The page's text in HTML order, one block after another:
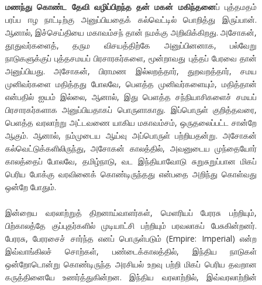
மணந்து கொண்ட தேவி வழிப்பிறந்த தன் மகன் மகிந்தனைப் புத்தமதம்
பரப்ப ஈழ நாட்டிற்கு அனுப்பியதைக் கல்வெட்டில் பொறித்து இருப்பான்.
ஆனால், இச்செய்தியை மகாவம்சந் தான் நமக்கு அறிவிக்கிறது. அசோகன்,
தூதுவர்களைத், தரும விசயத்திற்கே அனுப்பினனாக, பல்வேறு
நாடுகளுக்குப் புத்தசமயப் பிரசாரகர்களை, மூன்றாவது புத்தப் பேரவை தான்
அனுப்பியது. அசோகன், பிராமண இல்லறத்தார், துறவறத்தார், சமய
முனிவர்களை மதித்தது போலவே, பெளத்த முனிவர்களையும், மதித்தான்
என்பதில் ஐயம் இல்லை, ஆனால், இது பெளத்த சந்நியாசிகளைச் சமயப்
பிரசாரகர்களாக அனுப்பியதாகப் பொருளாகாது. இப்பொருள் குறித்தவரை,
பெளத்த வரலாற்று அட்டவணை யாகிய மகாவம்சம், ஒருதலைப்பட்ட சான்றே
ஆகும். ஆனால், நம்முடைய ஆய்வு அப்பொருள் பற்றியதன்று. அசோகன்
கல்வெட்டுக்களிலிருந்து, அசோகன் காலத்தில், அவனுடைய முந்தையோர்
காலத்தைப் போலவே, தமிழ்நாடு, வட இந்தியாவோடு சுறுசுறுப்பான மிகப்
பெரிய போக்கு வரவினைக் கொண்டிருந்தது என்பதை அறிந்து கொள்வது
ஒன்றே போதும்.
இன்றைய வரலாற்றுத் திறனாய்வாளர்கள், மெளரியப் பேரரசு பற்றியும்,
பிற்காலத்தே குப்புதர்களில் முடியாட்சி பற்றியும் பரவலாகப் பேசுகின்றனர்.
பேரரசு, பேரரசைச் சார்ந்த எனப் பொருள்படும் (Empire: Imperial) என்ற
இவ்வாங்கிலச் சொற்கள், பண்டைக்காலத்தில், இந்திய நாடுகள்
ஒன்றோடொன்று கொண்டிருந்த அரசியல் உறவு பற்றி மிகப் பெரிய தவறான
கருத்தினையே உணர்த்துகின்றன. இந்திய வரலாற்றில், இவ்வரலாற்றின்